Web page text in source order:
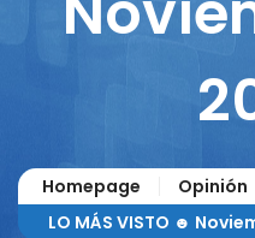
Homepage
Opinión
LO MÁS VISTO ☻